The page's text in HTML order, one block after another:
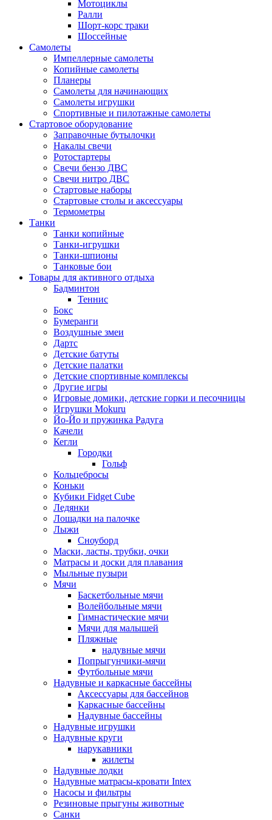
Мотоциклы
Ралли
Шорт-корс траки
Шоссейные
Самолеты
Импеллерные самолеты
Копийные самолеты
Планеры
Самолеты для начинающих
Самолеты игрушки
Спортивные и пилотажные самолеты
Стартовое оборудование
Заправочные бутылочки
Накалы свечи
Ротостартеры
Свечи бензо ДВС
Свечи нитро ДВС
Стартовые наборы
Стартовые столы и аксессуары
Термометры
Танки
Танки копийные
Танки-игрушки
Танки-шпионы
Танковые бои
Товары для активного отдыха
Бадминтон
Теннис
Бокс
Бумеранги
Воздушные змеи
Дартс
Детские батуты
Детские палатки
Детские спортивные комплексы
Другие игры
Игровые домики, детские горки и песочницы
Игрушки Mokuru
Йо-Йо и пружинка Радуга
Качели
Кегли
Городки
Гольф
Кольцебросы
Коньки
Кубики Fidget Cube
Ледянки
Лошадки на палочке
Лыжи
Сноуборд
Маски, ласты, трубки, очки
Матрасы и доски для плавания
Мыльные пузыри
Мячи
Баскетбольные мячи
Волейбольные мячи
Гимнастические мячи
Мячи для малышей
Пляжные
надувные мячи
Попрыгунчики-мячи
Футбольные мячи
Надувные и каркасные бассейны
Аксессуары для бассейнов
Каркасные бассейны
Надувные бассейны
Надувные игрушки
Надувные круги
нарукавники
жилеты
Надувные лодки
Надувные матрасы-кровати Intex
Насосы и фильтры
Резиновые прыгуны животные
Санки